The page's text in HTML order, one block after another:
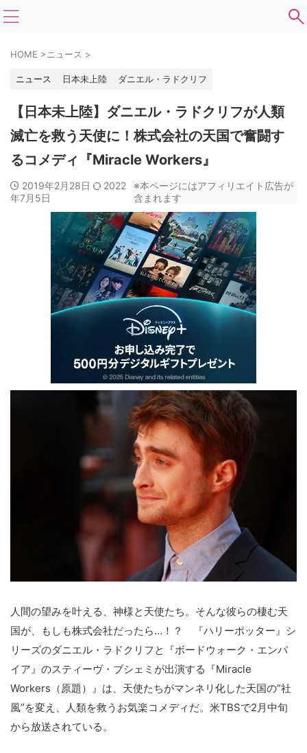
HOME >ニュース >
ニュース 日本未上陸 ダニエル・ラドクリフ
【日本未上陸】ダニエル・ラドクリフが人類
滅亡を救う天使に！株式会社の天国で奮闘す
るコメディ『Miracle Workers』
2019年2月28日
2022
年7月5日
※本ページにはアフィリエイト広告が
含まれます
人間の望みを叶える、神様と天使たち。そんな彼らの棲む天
国が、もしも株式会社だったら…！？ 『ハリーポッター』シ
リーズのダニエル・ラドクリフと『ボードウォーク・エンパ
イア』のスティーヴ・ブシェミが出演する『Miracle
Workers（原題）』は、天使たちがマンネリ化した天国の”社
風”を変え、人類を救うお気楽コメディだ。米TBSで2月中旬
から放送されている。